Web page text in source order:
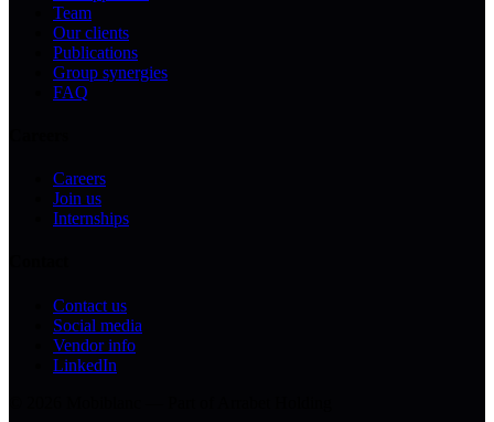
Team
Our clients
Publications
Group synergies
FAQ
Careers
Join us
Internships
Contact us
Social media
Vendor info
LinkedIn